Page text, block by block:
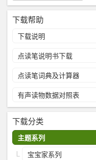
下载帮助
下载说明
点读笔说明书下载
点读笔词典及计算器
有声读物数据对照表
下载分类
主题系列
宝宝家系列